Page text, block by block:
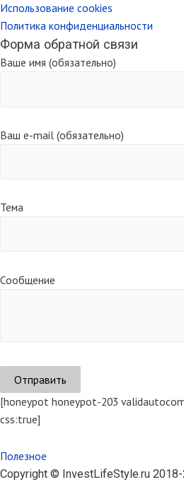
Использование cookies
Политика конфиденциальности
Форма обратной связи
Ваше имя (обязательно)
Ваш e-mail (обязательно)
Тема
Сообщение
[honeypot honeypot-203
css:true]
Полезное
Copyright © InvestLifeStyle.ru 2018-